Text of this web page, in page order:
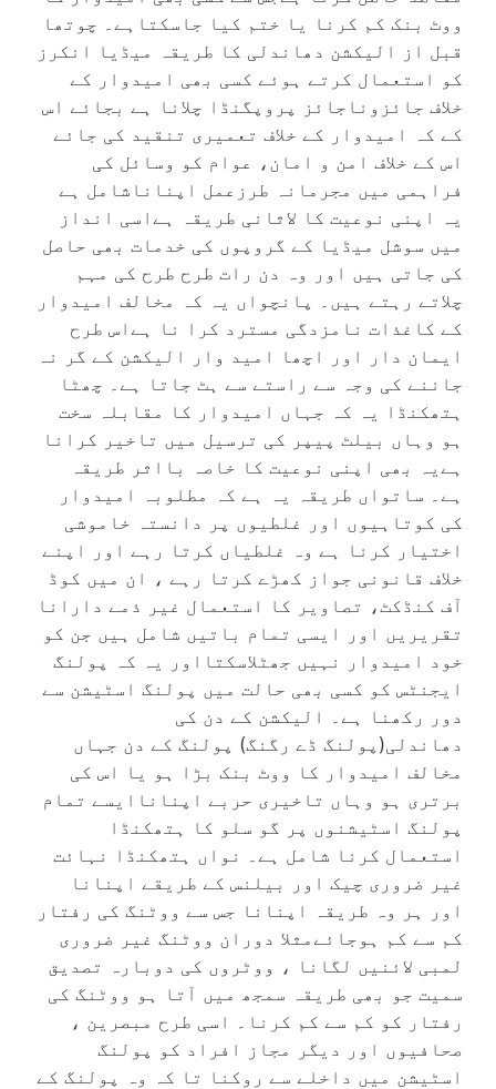
ووٹ بنک کم کرنا یا ختم کیا جاسکتاہے۔ چوتھا
قبل از الیکشن دھاندلی کا طریقہ میڈیا انکرز
کو استعمال کرتے ہوئے کسی بھی امیدوار کے
خلاف جائزوناجائز پروپگنڈا چلانا ہے بجائے اس
کے کہ امیدوار کے خلاف تعمیری تنقید کی جائے
اس کے خلاف امن و امان، عوام کو وسائل کی
فراہمی میں مجرمانہ طرزعمل اپناناشامل ہے
یہ اپنی نوعیت کا لاثانی طریقہ ہےاسی انداز
میں سوشل میڈیا کے گروپوں کی خدمات بھی حاصل
کی جاتی ہیں اور وہ دن رات طرح طرح کی مہم
چلاتے رہتے ہیں۔ پانچواں یہ کہ مخالف امیدوار
کے کاغذات نامزدگی مسترد کرا نا ہےاس طرح
ایمان دار اور اچھا امید وار الیکشن کے گر نہ
جاننے کی وجہ سے راستے سے ہٹ جاتا ہے۔ چھٹا
ہتھکنڈا یہ کہ جہاں امیدوار کا مقابلہ سخت
ہو وہاں بیلٹ پیپر کی ترسیل میں تاخیر کرانا
ہےیہ بھی اپنی نوعیت کا خاصہ بااثر طریقہ
ہے۔ ساتواں طریقہ یہ ہے کہ مطلوبہ امیدوار
کی کوتاہیوں اور غلطیوں پر دانستہ خاموشی
اختیار کرنا ہے وہ غلطیاں کرتا رہے اور اپنے
خلاف قانونی جواز کھڑے کرتا رہے ، ان میں کوڈ
آف کنڈکٹ، تصاویر کا استعمال غیر ذمے دارانا
تقریریں اور ایسی تمام باتیں شامل ہیں جن کو
خود امیدوار نہیں جھٹلاسکتااور یہ کہ پولنگ
ایجنٹس کو کسی بھی حالت میں پولنگ اسٹیشن سے
دور رکھنا ہے۔ الیکشن کے دن کی
دھاندلی(پولنگ ڈے رگنگ) پولنگ کے دن جہاں
مخالف امیدوار کا ووٹ بنک بڑا ہو یا اس کی
برتری ہو وہاں تاخیری حربے اپناناایسے تمام
پولنگ اسٹیشنوں پر گو سلو کا ہتھکنڈا
استعمال کرنا شامل ہے۔ نواں ہتھکنڈا نہائت
غیر ضروری چیک اور بیلنس کے طریقے اپنانا
اور ہر وہ طریقہ اپنانا جس سے ووٹنگ کی رفتار
کم سے کم ہوجائےمثلا دوران ووٹنگ غیر ضروری
لمبی لائنیں لگانا ، ووٹروں کی دوبارہ تصدیق
سمیت جو بھی طریقہ سمجھ میں آتا ہو ووٹنگ کی
رفتار کو کم سے کم کرنا۔ اسی طرح مبصرین ،
صحافیوں اور دیگر مجاز افراد کو پولنگ
اسٹیشن میں داخلے سے روکنا تا کہ وہ پولنگ کے